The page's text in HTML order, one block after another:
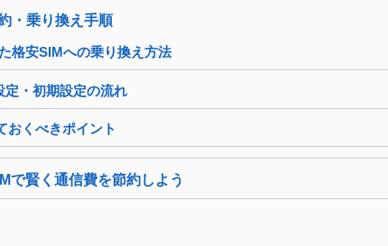
・乗り換え手順
格安SIMへの乗り換え方法
定・初期設定の流れ
おくべきポイント
で賢く通信費を節約しよう